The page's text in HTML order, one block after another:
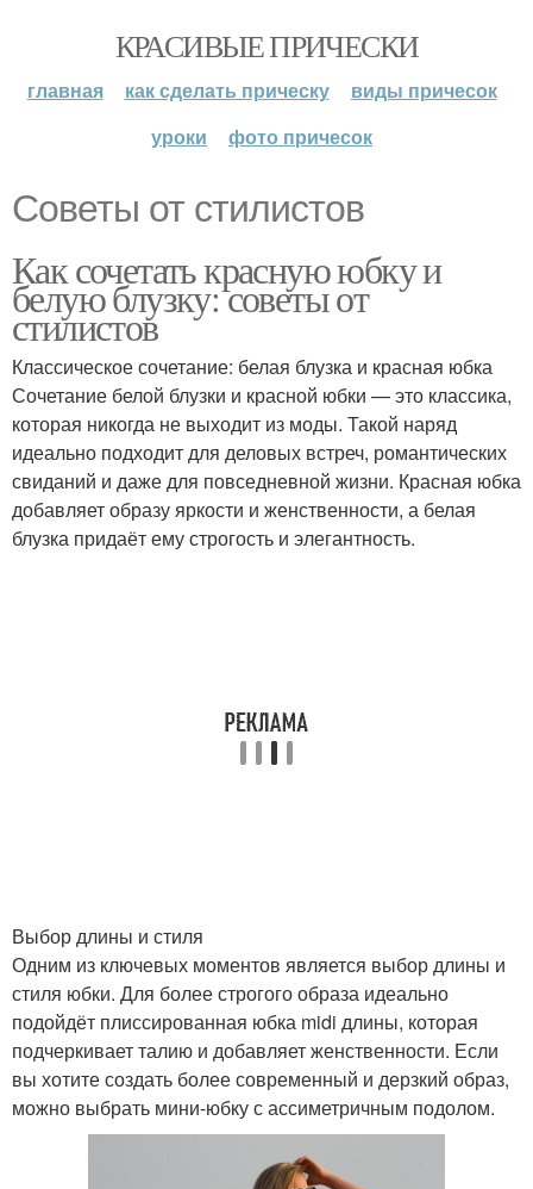
КРАСИВЫЕ ПРИЧЕСКИ
главная как сделать прическу
виды причесок
уроки
фото причесок
Советы от стилистов
Как сочетать красную юбку и
белую блузку: советы от
стилистов
Классическое сочетание: белая блузка и красная юбка
Сочетание белой блузки и красной юбки — это классика,
которая никогда не выходит из моды. Такой наряд
идеально подходит для деловых встреч, романтических
свиданий и даже для повседневной жизни. Красная юбка
добавляет образу яркости и женственности, а белая
блузка придаёт ему строгость и элегантность.
Выбор длины и стиля
Одним из ключевых моментов является выбор длины и
стиля юбки. Для более строгого образа идеально
подойдёт плиссированная юбка midi длины, которая
подчеркивает талию и добавляет женственности. Если
вы хотите создать более современный и дерзкий образ,
можно выбрать мини-юбку с ассиметричным подолом.